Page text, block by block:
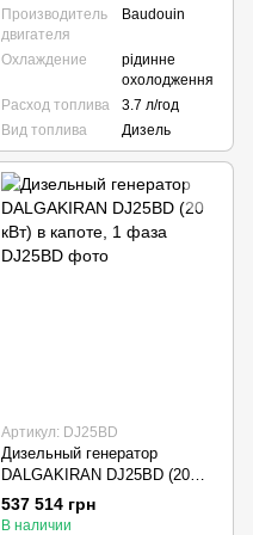
Производитель
двигателя
Baudouin
Охлаждение
рідинне
охолодження
Расход топлива
3.7 л/год
Вид топлива
Дизель
Артикул: DJ25BD
Дизельный генератор
DALGAKIRAN DJ25BD (20
кВт) в капоте, 1 фаза
537 514 грн
В наличии